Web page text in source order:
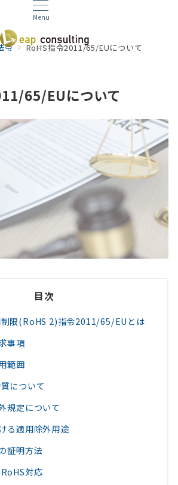
Menu
令 RoHS指令2011/65/EUについて
65/EUについて
目次
限(RoHS 2)指令2011/65/EUとは
事項
範囲
について
規定について
る適用除外用途
証明方法
対応